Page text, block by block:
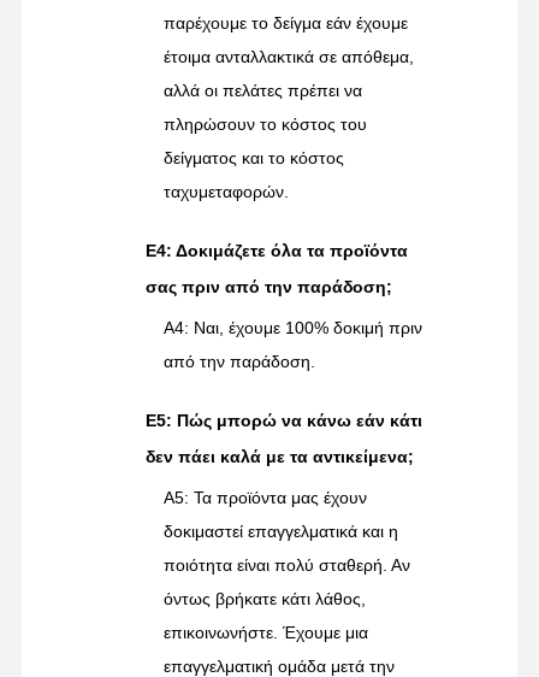
παρέχουμε το δείγμα εάν έχουμε
έτοιμα ανταλλακτικά σε απόθεμα,
αλλά οι πελάτες πρέπει να
πληρώσουν το κόστος του
δείγματος και το κόστος
ταχυμεταφορών.
Ε4: Δοκιμάζετε όλα τα προϊόντα
σας πριν από την παράδοση;
A4: Ναι, έχουμε 100% δοκιμή πριν
από την παράδοση.
Ε5: Πώς μπορώ να κάνω εάν κάτι
δεν πάει καλά με τα αντικείμενα;
A5: Τα προϊόντα μας έχουν
δοκιμαστεί επαγγελματικά και η
ποιότητα είναι πολύ σταθερή. Αν
όντως βρήκατε κάτι λάθος,
επικοινωνήστε. Έχουμε μια
επαγγελματική ομάδα μετά την